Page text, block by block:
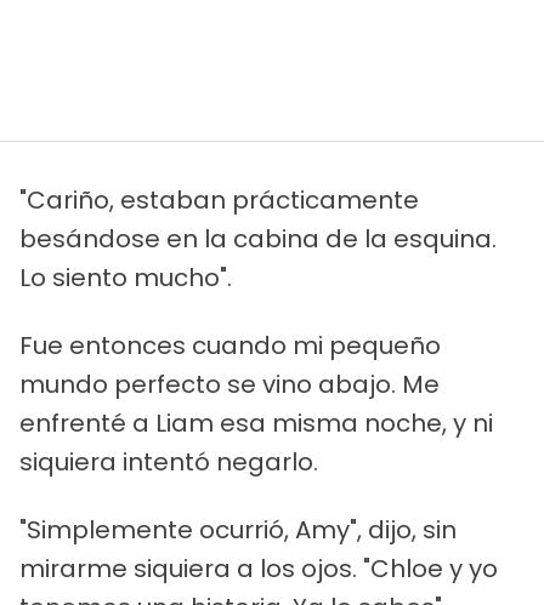
"Cariño, estaban prácticamente
besándose en la cabina de la esquina.
Lo siento mucho".
Fue entonces cuando mi pequeño
mundo perfecto se vino abajo. Me
enfrenté a Liam esa misma noche, y ni
siquiera intentó negarlo.
"Simplemente ocurrió, Amy", dijo, sin
mirarme siquiera a los ojos. "Chloe y yo